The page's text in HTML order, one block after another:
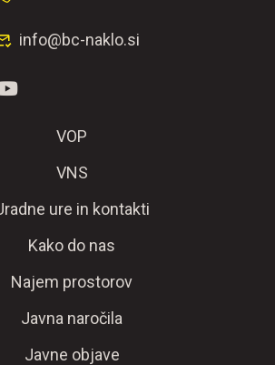
info@bc-naklo.si
VOP
VNS
ure in kontakti
Kako do nas
Najem prostorov
Javna naročila
Javne objave